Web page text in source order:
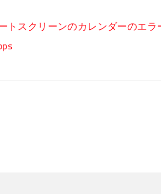
トスクリーンのカレンダーのエ